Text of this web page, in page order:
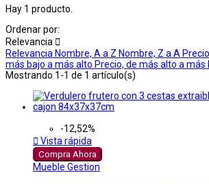
Hay 1 producto.
Ordenar por:
Relevancia 
Relevancia Nombre, A a Z Nombre, Z a A
más bajo a más alto Precio, de más alto a más
Mostrando 1-1 de 1 artículo(s)
-12,52%
 Vista rápida
Compra Ahora
Mueble Gestion